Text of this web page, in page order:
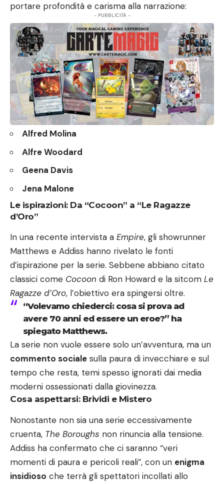
portare profondità e carisma alla narrazione:
- PUBBLICITÀ -
Alfred Molina
Alfre Woodard
Geena Davis
Jena Malone
Le ispirazioni: Da “Cocoon” a “Le Ragazze
d’Oro”
In una recente intervista a Empire, gli showrunner
Matthews e Addiss hanno rivelato le fonti
d’ispirazione per la serie. Sebbene abbiano citato
classici come Cocoon di Ron Howard e la sitcom Le
Ragazze d’Oro, l’obiettivo era spingersi oltre.
“Volevamo chiederci: cosa si prova ad
avere 70 anni ed essere un eroe?” ha
spiegato Matthews.
La serie non vuole essere solo un’avventura, ma un
commento sociale sulla paura di invecchiare e sul
tempo che resta, temi spesso ignorati dai media
moderni ossessionati dalla giovinezza.
Cosa aspettarsi: Brividi e Mistero
Nonostante non sia una serie eccessivamente
cruenta, The Boroughs non rinuncia alla tensione.
Addiss ha confermato che ci saranno “veri
momenti di paura e pericoli reali”, con un enigma
insidioso che terrà gli spettatori incollati allo